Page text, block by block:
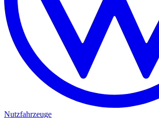
Nutzfahrzeuge